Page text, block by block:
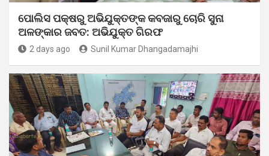
ପୋଲିସ ପକ୍ଷରୁ ଅଭିଯୁକ୍ତଙ୍କ କବଜାରୁ ଚୋରି ସୁନା
ଅଳଙ୍କାର ଜବତ: ଅଭିଯୁକ୍ତ ଗିରଫ
2 days ago Sunil Kumar Dhangadamajhi